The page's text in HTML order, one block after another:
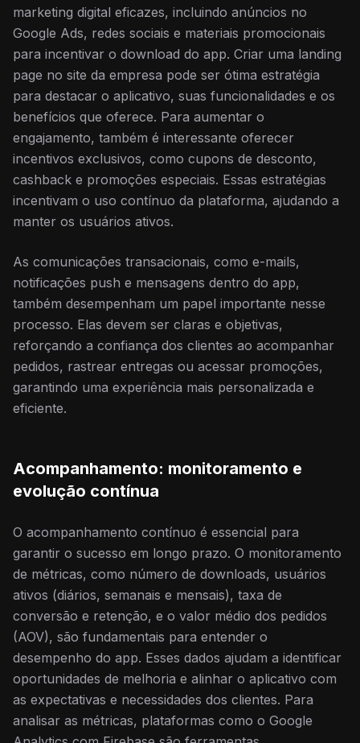
marketing digital eficazes, incluindo anúncios no
Google Ads, redes sociais e materiais promocionais
para incentivar o download do app. Criar uma landing
page no site da empresa pode ser ótima estratégia
para destacar o aplicativo, suas funcionalidades e os
benefícios que oferece. Para aumentar o
engajamento, também é interessante oferecer
incentivos exclusivos, como cupons de desconto,
cashback e promoções especiais. Essas estratégias
incentivam o uso contínuo da plataforma, ajudando a
manter os usuários ativos.
As comunicações transacionais, como e-mails,
notificações push e mensagens dentro do app,
também desempenham um papel importante nesse
processo. Elas devem ser claras e objetivas,
reforçando a confiança dos clientes ao acompanhar
pedidos, rastrear entregas ou acessar promoções,
garantindo uma experiência mais personalizada e
eficiente.
Acompanhamento: monitoramento e
evolução contínua
O acompanhamento contínuo é essencial para
garantir o sucesso em longo prazo. O monitoramento
de métricas, como número de downloads, usuários
ativos (diários, semanais e mensais), taxa de
conversão e retenção, e o valor médio dos pedidos
(AOV), são fundamentais para entender o
desempenho do app. Esses dados ajudam a identificar
oportunidades de melhoria e alinhar o aplicativo com
as expectativas e necessidades dos clientes. Para
analisar as métricas, plataformas como o Google